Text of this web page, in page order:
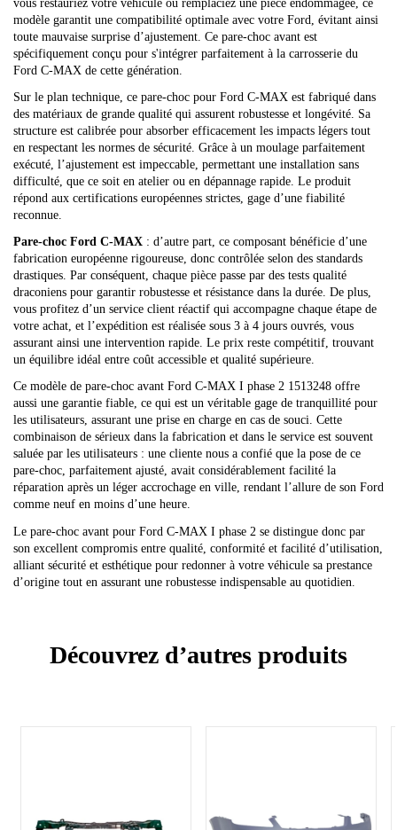
vous restauriez votre véhicule ou remplaciez une pièce endommagée, ce
modèle garantit une compatibilité optimale avec votre Ford, évitant ainsi
toute mauvaise surprise d’ajustement. Ce pare-choc avant est
spécifiquement conçu pour s'intégrer parfaitement à la carrosserie du
Ford C-MAX de cette génération.
Sur le plan technique, ce pare-choc pour Ford C-MAX est fabriqué dans
des matériaux de grande qualité qui assurent robustesse et longévité. Sa
structure est calibrée pour absorber efficacement les impacts légers tout
en respectant les normes de sécurité. Grâce à un moulage parfaitement
exécuté, l’ajustement est impeccable, permettant une installation sans
difficulté, que ce soit en atelier ou en dépannage rapide. Le produit
répond aux certifications européennes strictes, gage d’une fiabilité
reconnue.
Pare-choc Ford C-MAX : d’autre part, ce composant bénéficie d’une
fabrication européenne rigoureuse, donc contrôlée selon des standards
drastiques. Par conséquent, chaque pièce passe par des tests qualité
draconiens pour garantir robustesse et résistance dans la durée. De plus,
vous profitez d’un service client réactif qui accompagne chaque étape de
votre achat, et l’expédition est réalisée sous 3 à 4 jours ouvrés, vous
assurant ainsi une intervention rapide. Le prix reste compétitif, trouvant
un équilibre idéal entre coût accessible et qualité supérieure.
Ce modèle de pare-choc avant Ford C-MAX I phase 2 1513248 offre
aussi une garantie fiable, ce qui est un véritable gage de tranquillité pour
les utilisateurs, assurant une prise en charge en cas de souci. Cette
combinaison de sérieux dans la fabrication et dans le service est souvent
saluée par les utilisateurs : une cliente nous a confié que la pose de ce
pare-choc, parfaitement ajusté, avait considérablement facilité la
réparation après un léger accrochage en ville, rendant l’allure de son Ford
comme neuf en moins d’une heure.
Le pare-choc avant pour Ford C-MAX I phase 2 se distingue donc par
son excellent compromis entre qualité, conformité et facilité d’utilisation,
alliant sécurité et esthétique pour redonner à votre véhicule sa prestance
d’origine tout en assurant une robustesse indispensable au quotidien.
Découvrez d’autres produits